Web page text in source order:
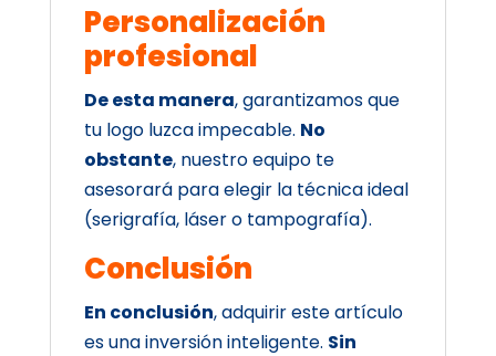
Personalización
profesional
De esta manera, garantizamos que
tu logo luzca impecable. No
obstante, nuestro equipo te
asesorará para elegir la técnica ideal
(serigrafía, láser o tampografía).
Conclusión
En conclusión, adquirir este artículo
es una inversión inteligente. Sin